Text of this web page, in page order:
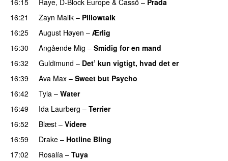
16:21
Zayn Malik – Pillowtalk
16:25
August Høyen – Ærlig
16:30
Angående Mig – Smidig for en mand
16:32
Guldimund – Det’ kun vigtigt, hvad det er
16:39 Ava Max – Sweet but Psycho
16:42
Tyla – Water
16:49 Ida Laurberg – Terrier
16:52 Blæst – Videre
16:59
Drake – Hotline Bling
17:02
Rosalía – Tuya